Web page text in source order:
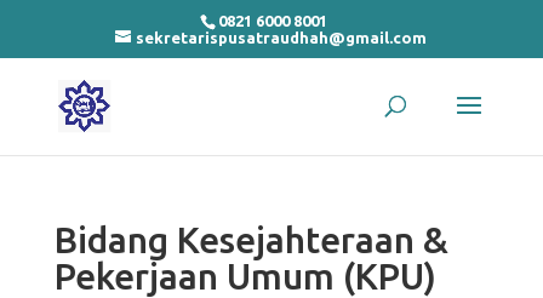
0821 6000 8001
sekretarispusatraudhah@gmail.com
Bidang Kesejahteraan &
Pekerjaan Umum (KPU)